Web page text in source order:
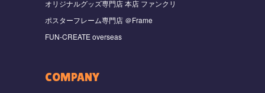
オリジナルグッズ専門店 本店 ファンクリ
ポスターフレーム専門店 ＠Frame
FUN-CREATE overseas
COMPANY